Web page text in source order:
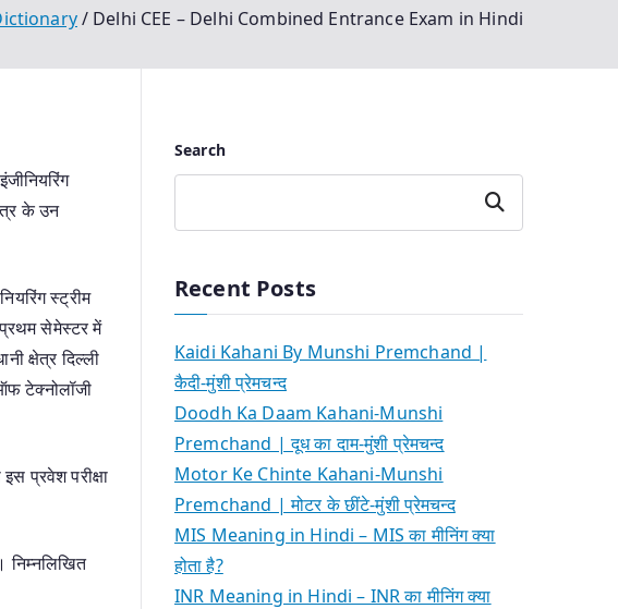
Delhi CEE – Delhi Combined Entrance Exam in Hindi
के उन
स्ट्रीम
प्रथम सेमेस्टर में
क्षेत्र दिल्ली
टेक्नोलॉजी
प्रवेश परीक्षा
निम्नलिखित
Search
Search
Recent Posts
Kaidi Kahani By Munshi Premchand |
कैदी-मुंशी प्रेमचन्द
Doodh Ka Daam Kahani-Munshi
Premchand | दूध का दाम-मुंशी प्रेमचन्द
Motor Ke Chinte Kahani-Munshi
Premchand | मोटर के छींटे-मुंशी प्रेमचन्द
MIS Meaning in Hindi – MIS का मीनिंग क्या
होता है?
INR Meaning in Hindi – INR का मीनिंग क्या